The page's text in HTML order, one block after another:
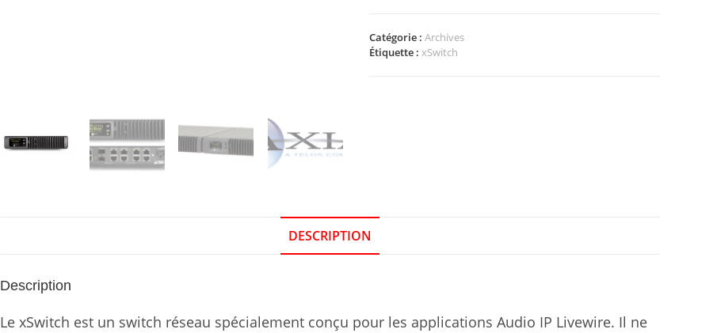
Catégorie :Archives
Étiquette :xSwitch
DESCRIPTION
Description
Le xSwitch est un switch réseau spécialement conçu pour les applications Audio IP Livewire. Il ne